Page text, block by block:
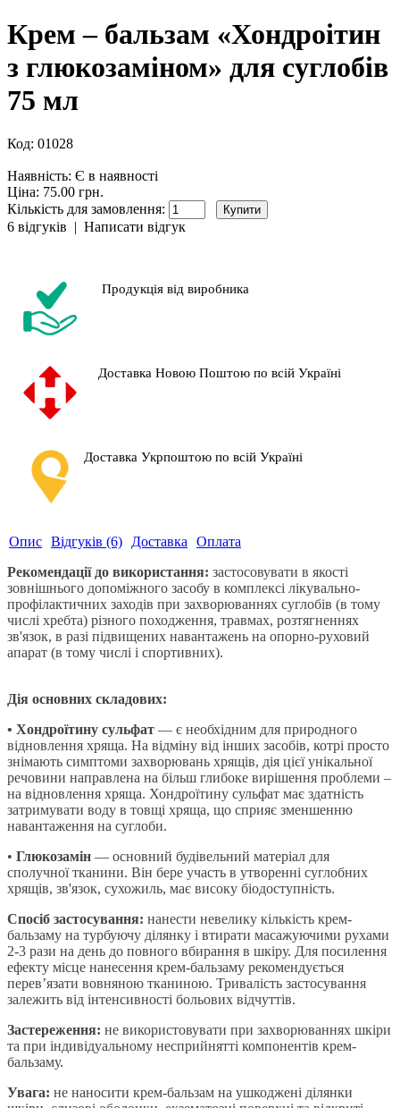
Крем – бальзам «Хондроітин
з глюкозаміном» для суглобів
75 мл
Код: 01028
Наявність: Є в наявності
Ціна: 75.00 грн.
Кількість для замовлення:
6 відгуків | Написати відгук
Продукція від виробника
Доставка Новою Поштою по всій Україні
Доставка Укрпоштою по всій Україні
Опис Відгуків (6) Доставка
Оплата
Рекомендації до використання: застосовувати в якості
зовнішнього допоміжного засобу в комплексі лікувально-
профілактичних заходів при захворюваннях суглобів (в тому
числі хребта) різного походження, травмах, розтягненнях
зв'язок, в разі підвищених навантажень на опорно-руховий
апарат (в тому числі і спортивних).
Дія основних складових:
• Хондроїтину сульфат — є необхідним для природного
відновлення хряща. На відміну від інших засобів, котрі просто
знімають симптоми захворювань хрящів, дія цієї унікальної
речовини направлена на більш глибоке вирішення проблеми –
на відновлення хряща. Хондроїтину сульфат має здатність
затримувати воду в товщі хряща, що сприяє зменшенню
навантаження на суглоби.
• Глюкозамін — основний будівельний матеріал для
сполучної тканини. Він бере участь в утворенні суглобних
хрящів, зв'язок, сухожиль, має високу біодоступність.
Спосіб застосування: нанести невелику кількість крем-
бальзаму на турбуючу ділянку і втирати масажуючими рухами
2-3 рази на день до повного вбирання в шкіру. Для посилення
ефекту місце нанесення крем-бальзаму рекомендується
перев’язати вовняною тканиною. Тривалість застосування
залежить від інтенсивності больових відчуттів.
Застереження: не використовувати при захворюваннях шкіри
та при індивідуальному несприйнятті компонентів крем-
бальзаму.
Увага: не наносити крем-бальзам на ушкоджені ділянки